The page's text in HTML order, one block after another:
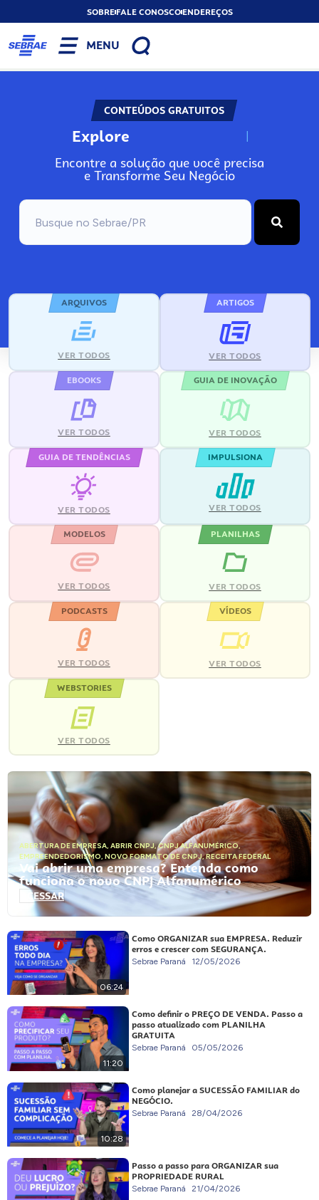
SOBREFALE CONOSCOENDEREÇOS
MENU
CONTEÚDOS GRATUITOS
Explore N
Encontre a solução que você precisa
e Transforme Seu Negócio
ARQUIVOS
VER TODOS
ARTIGOS
VER TODOS
EBOOKS
VER TODOS
GUIA DE INOVAÇÃO
VER TODOS
GUIA DE TENDÊNCIAS
VER TODOS
IMPULSIONA
VER TODOS
MODELOS
VER TODOS
PLANILHAS
VER TODOS
PODCASTS
VER TODOS
VÍDEOS
VER TODOS
WEBSTORIES
VER TODOS
ABERTURA DE EMPRESA, ABRIR CNPJ,CNPJ ALFANUMÉRICO,
EMPREENDEDORISMO, NOVO FORMATO DE CNPJ,RECEITA FEDERAL
Vai abrir uma empresa? Entenda como
funciona o novo CNPJ Alfanumérico
ACESSAR
06:24
Como ORGANIZAR sua EMPRESA. Reduzir
erros e crescer com SEGURANÇA.
Sebrae Paraná 12/05/2026
11:20
Como definir o PREÇO DE VENDA. Passo a
passo atualizado com PLANILHA
GRATUITA
Sebrae Paraná 05/05/2026
10:28
Como planejar a SUCESSÃO FAMILIAR do
NEGÓCIO.
Sebrae Paraná 28/04/2026
Passo a passo para ORGANIZAR sua
PROPRIEDADE RURAL
Sebrae Paraná 21/04/2026